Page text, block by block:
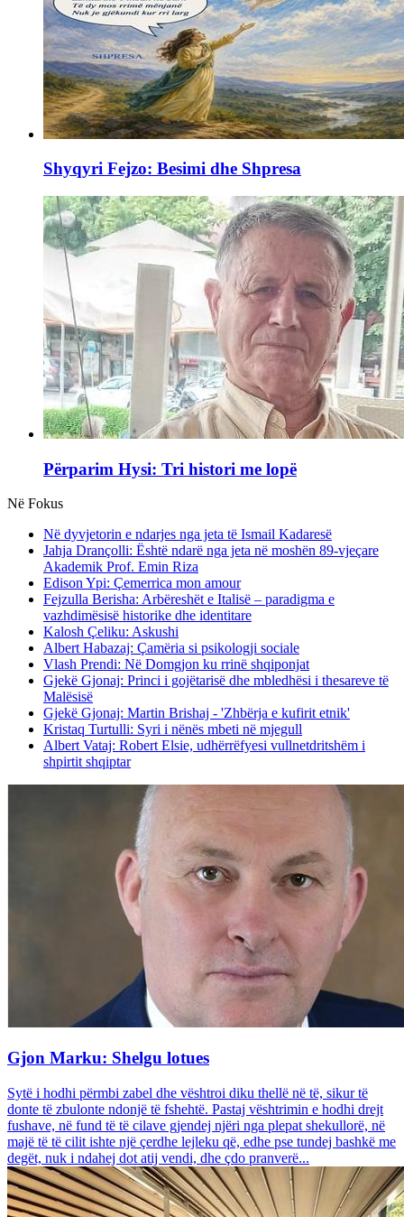
Shyqyri Fejzo: Besimi dhe Shpresa
Përparim Hysi: Tri histori me lopë
Në Fokus
Në dyvjetorin e ndarjes nga jeta të Ismail Kadaresë
Jahja Drançolli: Është ndarë nga jeta në moshën 89-vjeçare
Akademik Prof. Emin Riza
Edison Ypi: Çemerrica mon amour
Fejzulla Berisha: Arbëreshët e Italisë – paradigma e
vazhdimësisë historike dhe identitare
Kalosh Çeliku: Askushi
Albert Habazaj: Çamëria si psikologji sociale
Vlash Prendi: Në Domgjon ku rrinë shqiponjat
Gjekë Gjonaj: Princi i gojëtarisë dhe mbledhësi i thesareve të
Malësisë
Gjekë Gjonaj: Martin Brishaj - 'Zhbërja e kufirit etnik'
Kristaq Turtulli: Syri i nënës mbeti në mjegull
Albert Vataj: Robert Elsie, udhërrëfyesi vullnetdritshëm i
shpirtit shqiptar
Gjon Marku: Shelgu lotues
Sytë i hodhi përmbi zabel dhe vështroi diku thellë në të, sikur të
donte të zbulonte ndonjë të fshehtë. Pastaj vështrimin e hodhi drejt
fushave, në fund të të cilave gjendej njëri nga plepat shekullorë, në
majë të të cilit ishte një çerdhe lejleku që, edhe pse tundej bashkë me
degët, nuk i ndahej dot atij vendi, dhe çdo pranverë...